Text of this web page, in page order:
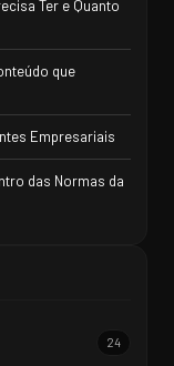
Ter e Quanto
que
Empresariais
das Normas da
24